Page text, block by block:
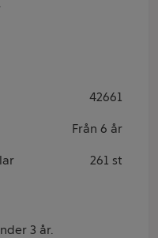
42661
Från 6 år
261 st
3 år.